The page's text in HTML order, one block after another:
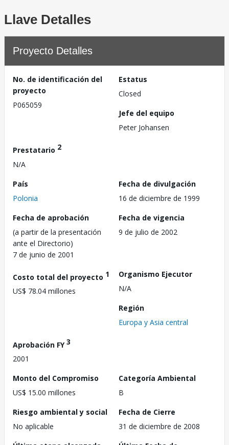
Llave Detalles
Proyecto Detalles
No. de identificación del
proyecto
P065059
Estatus
Closed
Jefe del equipo
Peter Johansen
Prestatario 2
N/A
País
Polonia
Fecha de divulgación
16 de diciembre de 1999
Fecha de aprobación
(a partir de la presentación
ante el Directorio)
7 de junio de 2001
Fecha de vigencia
9 de julio de 2002
Costo total del proyecto 1
US$ 78.04 millones
Organismo Ejecutor
N/A
Región
Europa y Asia central
Aprobación FY3
2001
Monto del Compromiso
US$ 15.00 millones
Categoría Ambiental
B
Riesgo ambiental y social
No aplicable
Fecha de Cierre
31 de diciembre de 2008